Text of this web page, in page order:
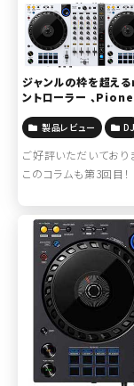
ジャンルの枠を超
ントローラー 、
製品レビュー DJ
ご好評いただいてお
このコラムも第3回目